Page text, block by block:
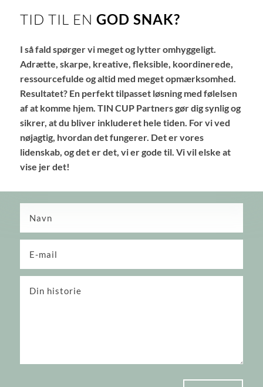
TID TIL EN GOD SNAK?
I så fald spørger vi meget og lytter omhyggeligt.
Adrætte, skarpe, kreative, fleksible, koordinerede,
ressourcefulde og altid med meget opmærksomhed.
Resultatet? En perfekt tilpasset løsning med følelsen
af at komme hjem. TIN CUP Partners gør dig synlig og
sikrer, at du bliver inkluderet hele tiden. For vi ved
nøjagtig, hvordan det fungerer. Det er vores
lidenskab, og det er det, vi er gode til. Vi vil elske at
vise jer det!